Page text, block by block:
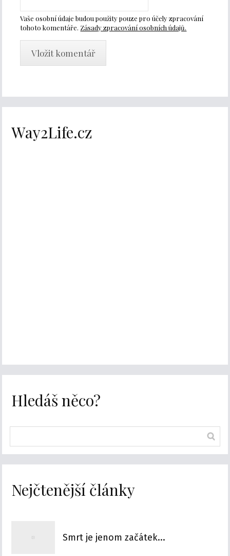
Vaše osobní údaje budou použity pouze pro účely zpracování
tohoto komentáře. Zásady zpracování osobních údajů.
Way2Life.cz
Hledáš něco?
Nejčtenější články
Smrt je jenom začátek...